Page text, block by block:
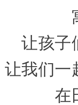
让孩子
让我们一
在